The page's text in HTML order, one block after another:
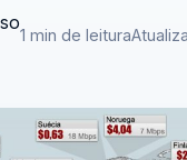
1 min de leitura